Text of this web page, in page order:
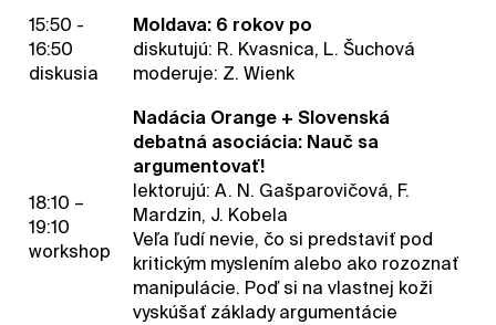
15:50 -
16:50
diskusia
Moldava: 6 rokov po
diskutujú: R. Kvasnica, L. Šuchová
moderuje: Z. Wienk
18:10 –
19:10
workshop
Nadácia Orange + Slovenská
debatná asociácia: Nauč sa
argumentovať!
lektorujú: A. N. Gašparovičová, F.
Mardzin, J. Kobela
Veľa ľudí nevie, čo si predstaviť pod
kritickým myslením alebo ako rozoznať
manipulácie. Poď si na vlastnej koži
vyskúšať základy argumentácie